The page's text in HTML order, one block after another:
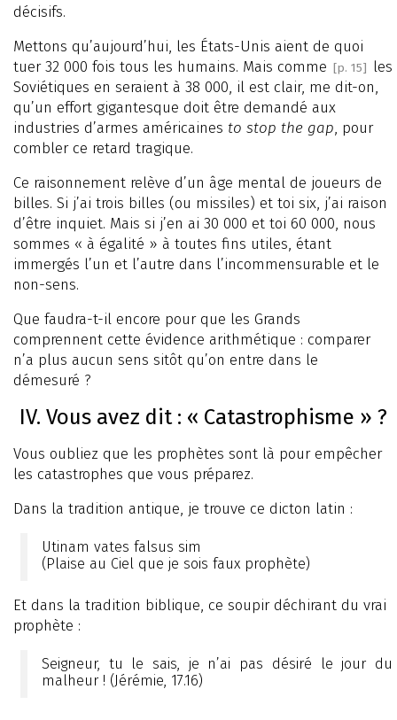
décisifs.
Mettons qu’aujourd’hui, les États-Unis aient de quoi
tuer 32 000 fois tous les humains. Mais comme [p. 15] les
Soviétiques en seraient à 38 000, il est clair, me dit-on,
qu’un effort gigantesque doit être demandé aux
industries d’armes américaines to stop the gap, pour
combler ce retard tragique.
Ce raisonnement relève d’un âge mental de joueurs de
billes. Si j’ai trois billes (ou missiles) et toi six, j’ai raison
d’être inquiet. Mais si j’en ai 30 000 et toi 60 000, nous
sommes « à égalité » à toutes fins utiles, étant
immergés l’un et l’autre dans l’incommensurable et le
non-sens.
Que faudra-t-il encore pour que les Grands
comprennent cette évidence arithmétique : comparer
n’a plus aucun sens sitôt qu’on entre dans le
démesuré ?
IV. Vous avez dit : « Catastrophisme » ?
Vous oubliez que les prophètes sont là pour empêcher
les catastrophes que vous préparez.
Dans la tradition antique, je trouve ce dicton latin :
Utinam vates falsus sim
(Plaise au Ciel que je sois faux prophète)
Et dans la tradition biblique, ce soupir déchirant du vrai
prophète :
Seigneur, tu le sais, je n’ai pas désiré le jour du
malheur ! (Jérémie, 17.16)